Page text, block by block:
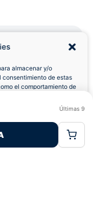
almacenar y/o
consentimiento de estas
el comportamiento de
a ciertasÚltimas 9
7 Días
Sin Límites